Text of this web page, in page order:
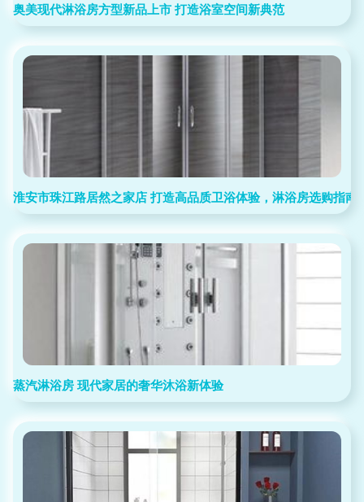
奥美现代淋浴房方型新品上市 打造浴室空间新典范
淮安市珠江路居然之家店 打造高品质卫浴体验，淋浴房选购指南
蒸汽淋浴房 现代家居的奢华沐浴新体验